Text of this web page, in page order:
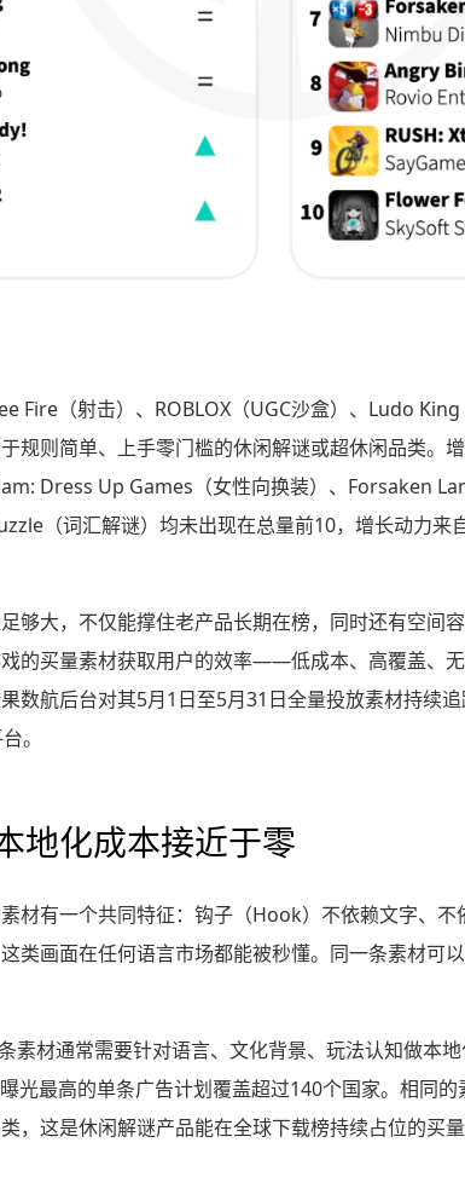
Fire（射击）、ROBLOX（UGC沙盒）、Ludo
规则简单、上手零门槛的休闲解谜或超休闲品类。
Dress Up Games（女性向换装）、Forsaken
（词汇解谜）均未出现在总量前10，增长动力来
够大，不仅能撑住老产品长期在榜，同时还有空间
的买量素材获取用户的效率——低成本、高覆盖、
数航后台对其5月1日至5月31日全量投放素材持续
。
地化成本接近于零
材有一个共同特征：钩子（Hook）不依赖文字、
类画面在任何语言市场都能被秒懂。同一条素材可
素材通常需要针对语言、文化背景、玩法认知做本
光最高的单条广告计划覆盖超过140个国家。相同
，这是休闲解谜产品能在全球下载榜持续占位的买